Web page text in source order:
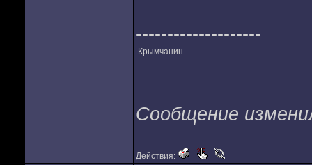
--------------------
Крымчанин
Сообщение
Действия: